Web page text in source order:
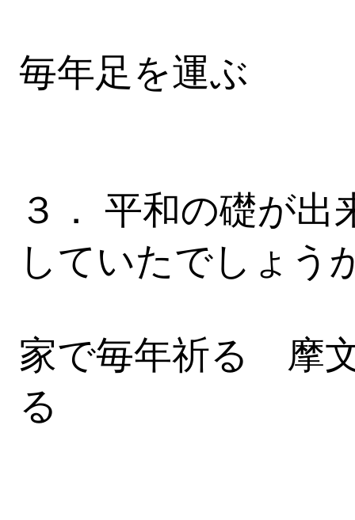
毎年足を運ぶ
３． 平和の礎が
していたでしょう
家で毎年祈る 摩
る